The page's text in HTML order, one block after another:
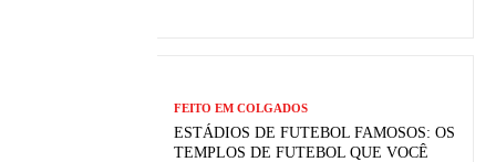
FEITO EM COLGADOS
ESTÁDIOS DE FUTEBOL FAMOSOS: OS
TEMPLOS DE FUTEBOL QUE VOCÊ